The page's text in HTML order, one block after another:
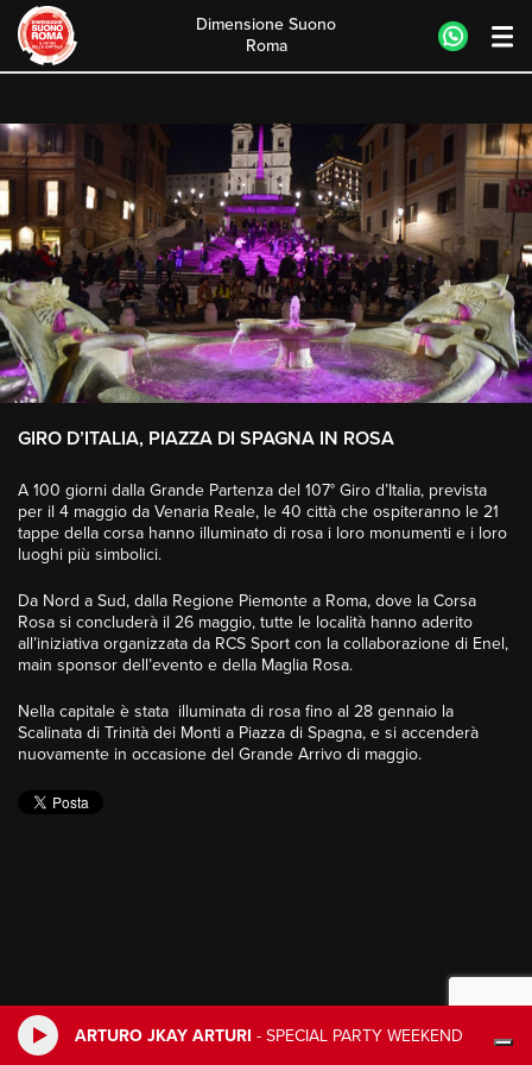
ARTURO JKAY ARTURI - SPECIAL PARTY WEEKEND
content
Dimensione Suono
Roma
GIRO D’ITALIA, PIAZZA DI SPAGNA IN ROSA
A 100 giorni dalla Grande Partenza del 107° Giro d’Italia, prevista
per il 4 maggio da Venaria Reale, le 40 città che ospiteranno le 21
tappe della corsa hanno illuminato di rosa i loro monumenti e i loro
luoghi più simbolici.
Da Nord a Sud, dalla Regione Piemonte a Roma, dove la Corsa
Rosa si concluderà il 26 maggio, tutte le località hanno aderito
all’iniziativa organizzata da RCS Sport con la collaborazione di Enel,
main sponsor dell’evento e della Maglia Rosa.
Nella capitale è stata illuminata di rosa fino al 28 gennaio la
Scalinata di Trinità dei Monti a Piazza di Spagna, e si accenderà
nuovamente in occasione del Grande Arrivo di maggio.